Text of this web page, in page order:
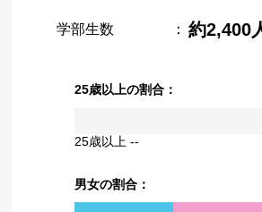
学部生数 ： 約2,400
25歳以上の割合：
25歳以上 --
男女の割合：